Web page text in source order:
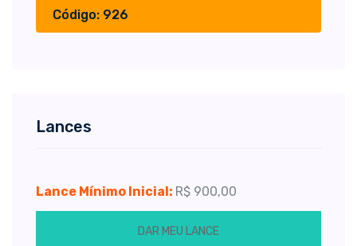
Código: 926
Lances
Lance Mínimo Inicial: R$ 900,00
DAR MEU LANCE